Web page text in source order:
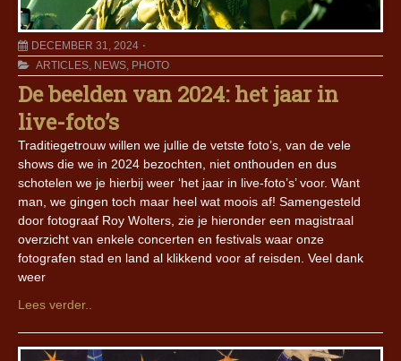
DECEMBER 31, 2024
ARTICLES, NEWS, PHOTO
De beelden van 2024: het jaar in
live-foto’s
Traditiegetrouw willen we jullie de vetste foto’s, van de vele
shows die we in 2024 bezochten, niet onthouden en dus
schotelen we je hierbij weer ‘het jaar in live-foto’s’ voor. Want
man, we gingen toch maar heel wat moois af! Samengesteld
door fotograaf Roy Wolters, zie je hieronder een magistraal
overzicht van enkele concerten en festivals waar onze
fotografen stad en land al klikkend voor af reisden. Veel dank
weer
Lees verder..